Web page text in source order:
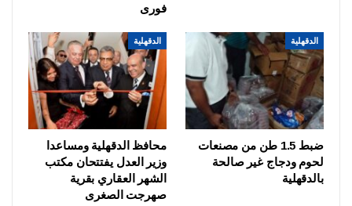
فورى
الدقهلية
ضبط 1.5 طن من مصنعات
لحوم ودجاج غير صالحة
بالدقهلية
الدقهلية
محافظ الدقهلية ومساعدا
وزير العدل يفتتحان مكتب
الشهر العقاري بقرية
صهرجت الصغرى